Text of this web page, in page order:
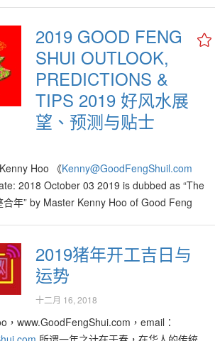
2019 GOOD FENG
SHUI OUTLOOK,
PREDICTIONS &
TIPS 2019 好风水展
望、预测与贴士
Hoo 《Kenny@GoodFengShuil.com
2018 October 03 2019 is dubbed as “The
年” by Master Kenny Hoo of Good Feng
2019猪年开工吉日与
运势
十二月 16, 2018
，www.GoodFengShui.com，email：